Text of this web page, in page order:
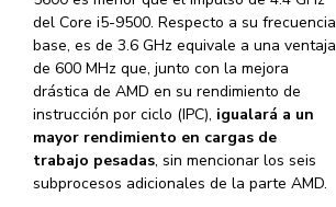
del Core i5-9500. Respecto a su frecuencia
base, es de 3.6 GHz equivale a una ventaja
de 600 MHz que, junto con la mejora
drástica de AMD en su rendimiento de
instrucción por ciclo (IPC), igualará a un
mayor rendimiento en cargas de
trabajo pesadas, sin mencionar los seis
subprocesos adicionales de la parte AMD.